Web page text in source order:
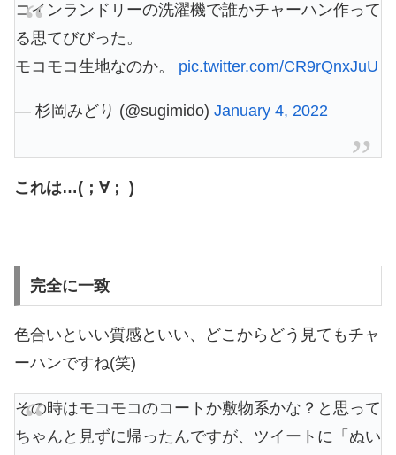
コインランドリーの洗濯機で誰かチャーハン作って
る思てびびった。
モコモコ生地なのか。 pic.twitter.com/CR9rQnxJuU
— 杉岡みどり (@sugimido) January 4, 2022
これは…(；∀； )
完全に一致
色合いといい質感といい、どこからどう見てもチャ
ーハンですね(笑)
その時はモコモコのコートか敷物系かな？と思って
ちゃんと見ずに帰ったんですが、ツイートに「ぬい